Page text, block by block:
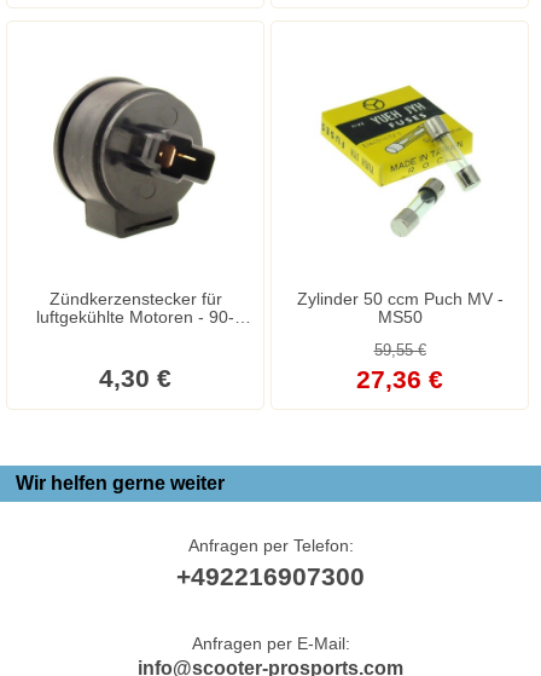
Zündkerzenstecker für
luftgekühlte Motoren - 90-
4,30 €
Zylinder 50 ccm Puch MV -
MS50
59,55 €
27,36 €
Wir helfen gerne weiter
Anfragen per Telefon:
+492216907300
Anfragen per E-Mail:
info@scooter-prosports.com